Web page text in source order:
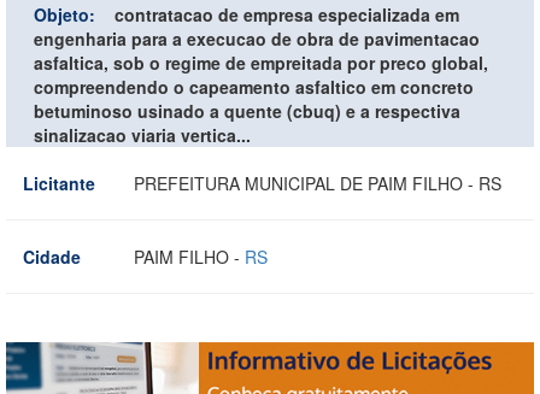
Objeto:
contratacao de empresa especializada em
engenharia para a execucao de obra de pavimentacao
asfaltica, sob o regime de empreitada por preco global,
compreendendo o capeamento asfaltico em concreto
betuminoso usinado a quente (cbuq) e a respectiva
sinalizacao viaria vertica...
Licitante
PREFEITURA MUNICIPAL DE PAIM FILHO - RS
Cidade PAIM FILHO - RS